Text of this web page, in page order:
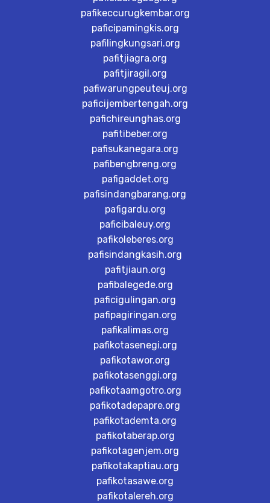
pafikeccurugkembar.org
paficipamingkis.org
pafilingkungsari.org
pafitjiagra.org
pafitjiragil.org
pafiwarungpeuteuj.org
paficijembertengah.org
pafichireunghas.org
pafitibeber.org
pafisukanegara.org
pafibengbreng.org
pafigaddet.org
pafisindangbarang.org
pafigardu.org
paficibaleuy.org
pafikoleberes.org
pafisindangkasih.org
pafitjiaun.org
pafibalegede.org
paficigulingan.org
pafipagiringan.org
pafikalimas.org
pafikotasenegi.org
pafikotawor.org
pafikotasenggi.org
pafikotaamgotro.org
pafikotadepapre.org
pafikotademta.org
pafikotaberap.org
pafikotagenjem.org
pafikotakaptiau.org
pafikotasawe.org
pafikotalereh.org